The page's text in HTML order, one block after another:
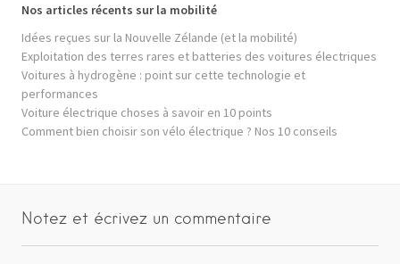
Nos articles récents sur la mobilité
Idées reçues sur la Nouvelle Zélande (et la mobilité)
Exploitation des terres rares et batteries des voitures électriques
Voitures à hydrogène : point sur cette technologie et
performances
Voiture électrique choses à savoir en 10 points
Comment bien choisir son vélo électrique ? Nos 10 conseils
Notez et écrivez un commentaire